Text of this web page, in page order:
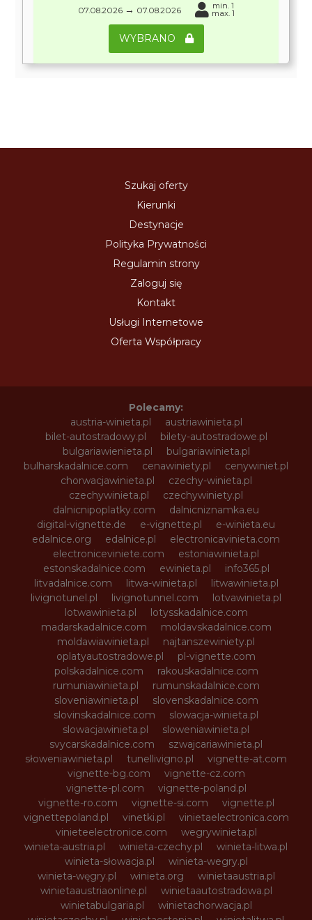
07.08.2026 → 07.08.2026 min. 1
max. 1
WYBRANO
Szukaj oferty
Kierunki
Destynacje
Polityka Prywatności
Regulamin strony
Zaloguj się
Kontakt
Usługi Internetowe
Oferta Współpracy
Polecamy:
austria-winieta.pl
austriawinieta.pl
bilet-autostradowy.pl
bilety-autostradowe.pl
bulgariawienieta.pl
bulgariawinieta.pl
bulharskadalnice.com
cenawiniety.pl
cenywiniet.pl
chorwacjawinieta.pl
czechy-winieta.pl
czechywinieta.pl
czechywiniety.pl
dalnicnipoplatky.com
dalnicniznamka.eu
digital-vignette.de
e-vignette.pl
e-winieta.eu
edalnice.org
edalnice.pl
electronicavinieta.com
electroniceviniete.com
estoniawinieta.pl
estonskadalnice.com
ewinieta.pl
info365.pl
litvadalnice.com
litwa-winieta.pl
litwawinieta.pl
livignotunel.pl
livignotunnel.com
lotvawinieta.pl
lotwawinieta.pl
lotysskadalnice.com
madarskadalnice.com
moldavskadalnice.com
moldawiawinieta.pl
najtanszewiniety.pl
oplatyautostradowe.pl
pl-vignette.com
polskadalnice.com
rakouskadalnice.com
rumuniawinieta.pl
rumunskadalnice.com
sloveniawinieta.pl
slovenskadalnice.com
slovinskadalnice.com
slowacja-winieta.pl
slowacjawinieta.pl
sloweniawinieta.pl
svycarskadalnice.com
szwajcariawinieta.pl
słoweniawinieta.pl
tunellivigno.pl
vignette-at.com
vignette-bg.com
vignette-cz.com
vignette-pl.com
vignette-poland.pl
vignette-ro.com
vignette-si.com
vignette.pl
vignettepoland.pl
vinetki.pl
vinietaelectronica.com
vinieteelectronice.com
wegrywinieta.pl
winieta-austria.pl
winieta-czechy.pl
winieta-litwa.pl
winieta-słowacja.pl
winieta-wegry.pl
winieta-węgry.pl
winieta.org
winietaaustria.pl
winietaaustriaonline.pl
winietaautostradowa.pl
winietabulgaria.pl
winietachorwacja.pl